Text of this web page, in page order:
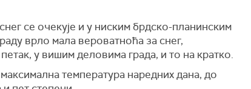
се очекује и у ниским брдско-планинским
врло мала вероватноћа за снег,
у вишим деловима града, и то на кратко.
температура наредних дана, до